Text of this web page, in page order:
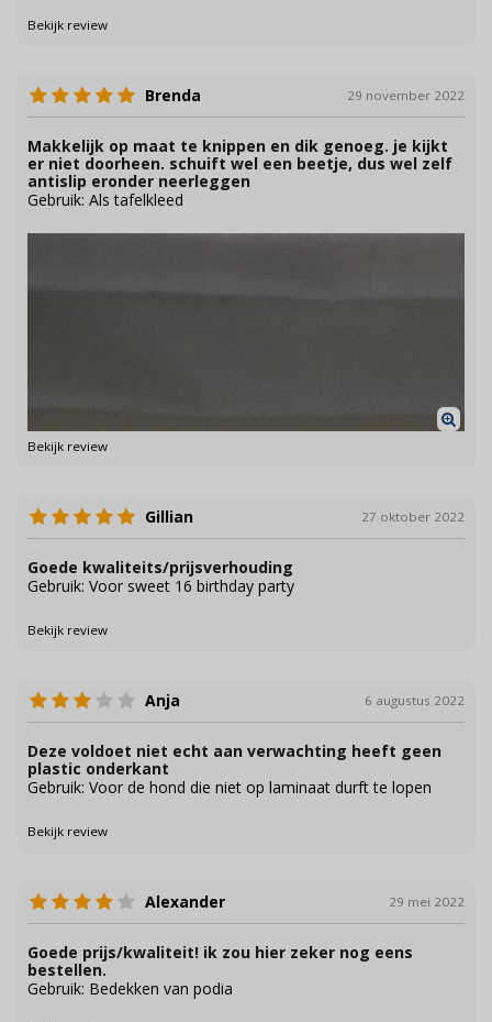
Bekijk review
Brenda 29 november 2022
Makkelijk op maat te knippen en dik genoeg. je kijkt
er niet doorheen. schuift wel een beetje, dus wel zelf
antislip eronder neerleggen
Gebruik: Als tafelkleed
Bekijk review
Gillian 27 oktober 2022
Goede kwaliteits/prijsverhouding
Gebruik: Voor sweet 16 birthday party
Bekijk review
Anja 6 augustus 2022
Deze voldoet niet echt aan verwachting heeft geen
plastic onderkant
Gebruik: Voor de hond die niet op laminaat durft te lopen
Bekijk review
Alexander 29 mei 2022
Goede prijs/kwaliteit! ik zou hier zeker nog eens
bestellen.
Gebruik: Bedekken van podia